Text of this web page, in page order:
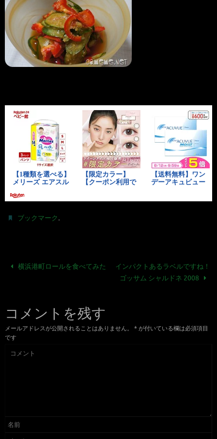
ブックマーク.
横浜港町ロールを食べてみた
インパクトあるラベルですね！
ゴッサム シャルドネ 2008
コメントを残す
メールアドレスが公開されることはありません。 * が付いている欄は必須項目
です